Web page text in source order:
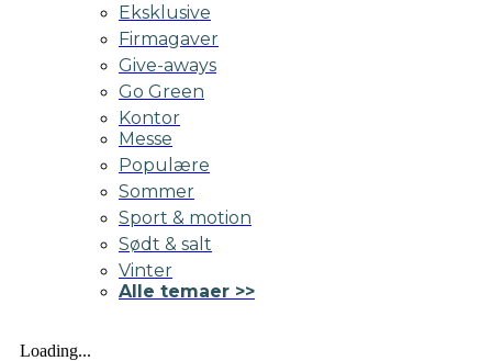
Eksklusive
Firmagaver
Give-aways
Go Green
Kontor
Messe
Populære
Sommer
Sport & motion
Sødt & salt
Vinter
Alle temaer >>
Loading...